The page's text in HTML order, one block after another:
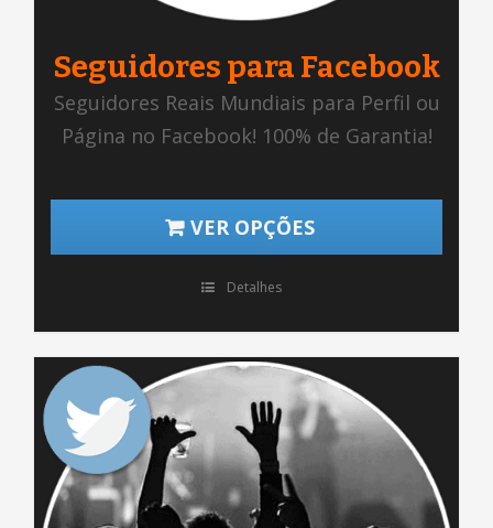
Seguidores para Facebook
Seguidores Reais Mundiais para Perfil ou
Página no Facebook! 100% de Garantia!
VER OPÇÕES
Detalhes